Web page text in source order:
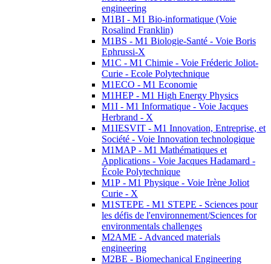
engineering
M1BI - M1 Bio-informatique (Voie
Rosalind Franklin)
M1BS - M1 Biologie-Santé - Voie Boris
Ephrussi-X
M1C - M1 Chimie - Voie Fréderic Joliot-
Curie - Ecole Polytechnique
M1ECO - M1 Economie
M1HEP - M1 High Energy Physics
M1I - M1 Informatique - Voie Jacques
Herbrand - X
M1IESVIT - M1 Innovation, Entreprise, et
Société - Voie Innovation technologique
M1MAP - M1 Mathématiques et
Applications - Voie Jacques Hadamard -
École Polytechnique
M1P - M1 Physique - Voie Irène Joliot
Curie - X
M1STEPE - M1 STEPE - Sciences pour
les défis de l'environnement/Sciences for
environmentals challenges
M2AME - Advanced materials
engineering
M2BE - Biomechanical Engineering